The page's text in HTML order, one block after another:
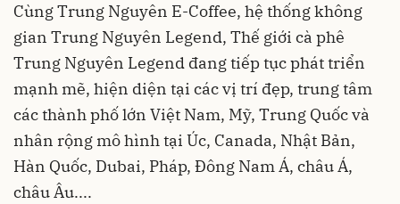
Cùng Trung Nguyên E-Coffee, hệ thống không
gian Trung Nguyên Legend, Thế giới cà phê
Trung Nguyên Legend đang tiếp tục phát triển
mạnh mẽ, hiện diện tại các vị trí đẹp, trung tâm
các thành phố lớn Việt Nam, Mỹ, Trung Quốc và
nhân rộng mô hình tại Úc, Canada, Nhật Bản,
Hàn Quốc, Dubai, Pháp, Đông Nam Á, châu Á,
châu Âu....